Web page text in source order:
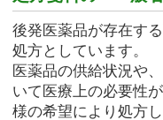
後発医薬品が存在す
処方としています。
医薬品の供給状況や
いて医療上の必要性
様の希望により処方